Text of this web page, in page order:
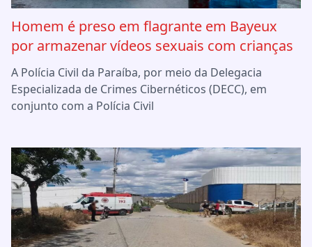
Homem é preso em flagrante em Bayeux
por armazenar vídeos sexuais com crianças
A Polícia Civil da Paraíba, por meio da Delegacia
Especializada de Crimes Cibernéticos (DECC), em
conjunto com a Polícia Civil